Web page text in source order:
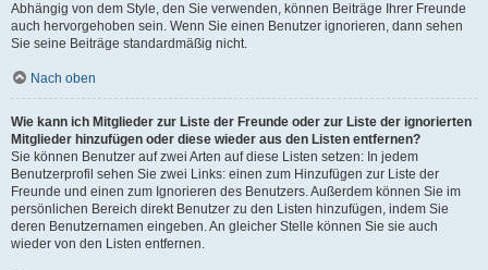
Abhängig von dem Style, den Sie verwenden, können Beiträge Ihrer Freunde
auch hervorgehoben sein. Wenn Sie einen Benutzer ignorieren, dann sehen
Sie seine Beiträge standardmäßig nicht.
Nach oben
Wie kann ich Mitglieder zur Liste der Freunde oder zur Liste der ignorierten
Mitglieder hinzufügen oder diese wieder aus den Listen entfernen?
Sie können Benutzer auf zwei Arten auf diese Listen setzen: In jedem
Benutzerprofil sehen Sie zwei Links: einen zum Hinzufügen zur Liste der
Freunde und einen zum Ignorieren des Benutzers. Außerdem können Sie im
persönlichen Bereich direkt Benutzer zu den Listen hinzufügen, indem Sie
deren Benutzernamen eingeben. An gleicher Stelle können Sie sie auch
wieder von den Listen entfernen.